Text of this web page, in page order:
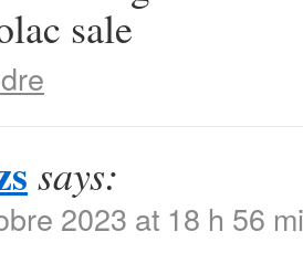
sale
says:
2023 at 18 h 56